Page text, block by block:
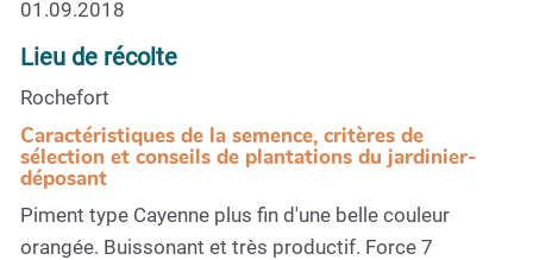
01.09.2018
Lieu de récolte
Rochefort
Caractéristiques de la semence, critères de
sélection et conseils de plantations du jardinier-
déposant
Piment type Cayenne plus fin d'une belle couleur
orangée. Buissonant et très productif. Force 7